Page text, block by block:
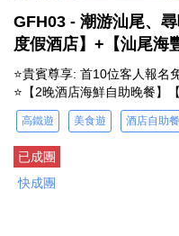
GFH03 - 潮游汕尾、
度假酒店】+【汕尾海
⭐貴賓尊享: 首10位客人報名
⭐【2晚酒店海鮮自助晚餐】
高鐵遊 美食遊 酒店自助餐
已成團
快成團